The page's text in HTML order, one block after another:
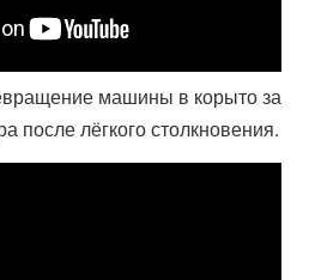
машины в корыто за
после лёгкого столкновения.